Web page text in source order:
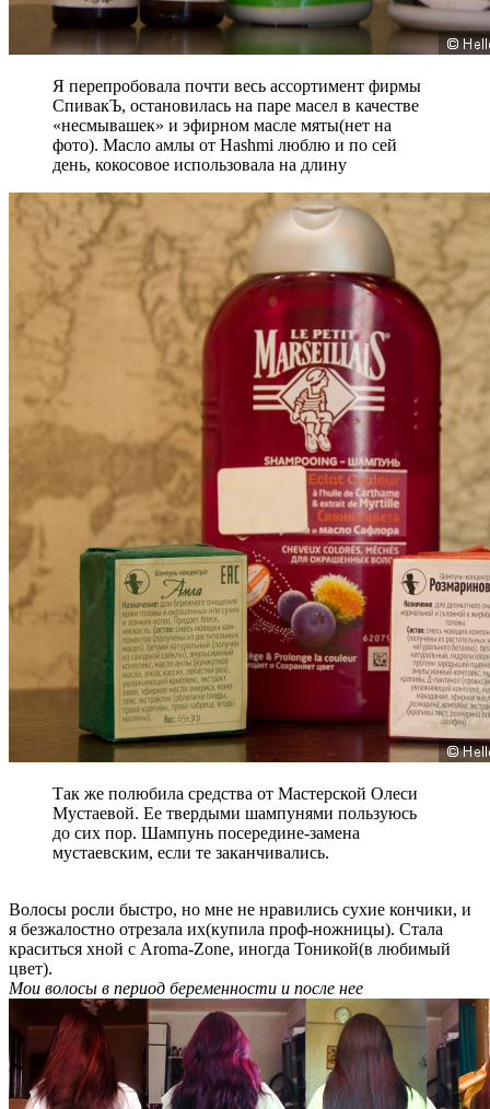
Я перепробовала почти весь ассортимент фирмы
СпивакЪ, остановилась на паре масел в качестве
«несмывашек» и эфирном масле мяты(нет на
фото). Масло амлы от Hashmi люблю и по сей
день, кокосовое использовала на длину
Так же полюбила средства от Мастерской Олеси
Мустаевой. Ее твердыми шампунями пользуюсь
до сих пор. Шампунь посередине-замена
мустаевским, если те заканчивались.
Волосы росли быстро, но мне не нравились сухие кончики, и
я безжалостно отрезала их(купила проф-ножницы). Стала
краситься хной с Aroma-Zone, иногда Тоникой(в любимый
цвет).
Мои волосы в период беременности и после нее